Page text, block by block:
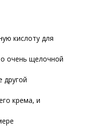
кислоту для
очень щелочной
другой
крема, и